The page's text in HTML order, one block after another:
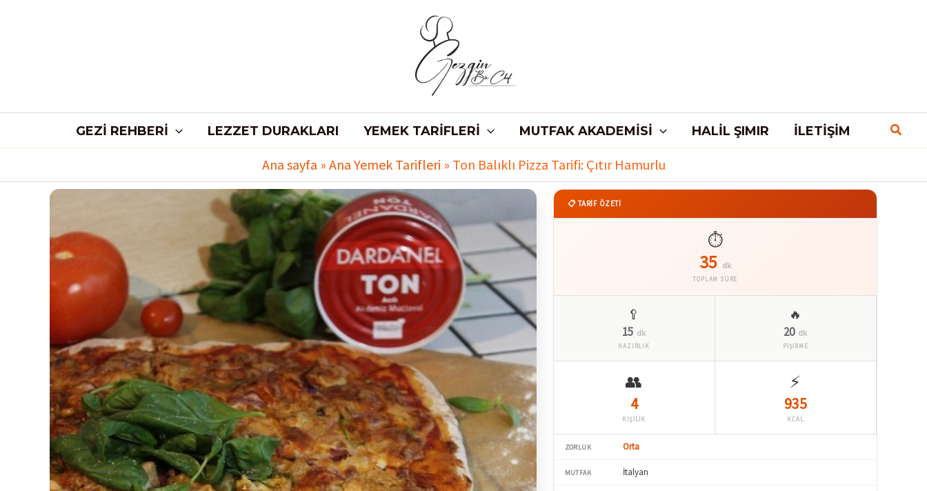
GEZI REHBERI LEZZET DURAKLARI YEMEK TARIFLERI MUTFAK AKADEMISI HALIL ŞIMIR İLETIŞIM
Ana sayfa » Ana Yemek Tarifleri » Ton Balıklı Pizza Tarifi: Çıtır Hamurlu
📋 TARİF ÖZETİ
⏱️
35 dk
TOPLAM SÜRE
🥄
15 dk
HAZIRLIK
🔥
20 dk
PİŞİRME
👥
4
KİŞİLİK
⚡
935
KCAL
ZORLUK Orta
MUTFAK İtalyan